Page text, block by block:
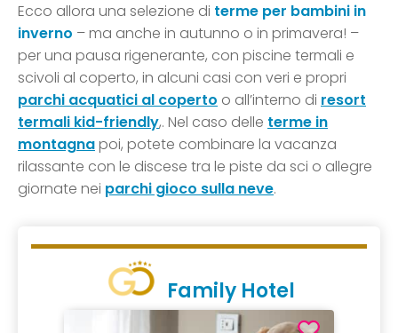
Ecco allora una selezione di terme per bambini in
inverno – ma anche in autunno o in primavera! –
per una pausa rigenerante, con piscine termali e
scivoli al coperto, in alcuni casi con veri e propri
parchi acquatici al coperto o all’interno di resort
termali kid-friendly,. Nel caso delle terme in
montagnapoi, potete combinare la vacanza
rilassante con le discese tra le piste da sci o allegre
giornate nei parchi gioco sulla neve.
Family Hotel